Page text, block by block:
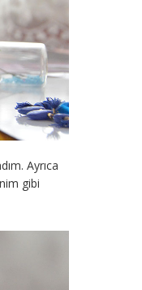
Ayrıca
gibi